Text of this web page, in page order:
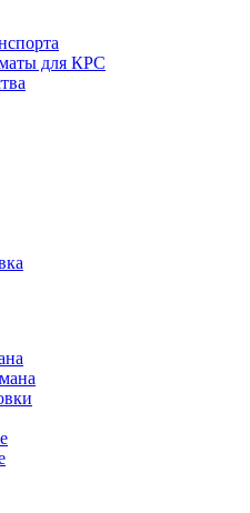
для КРС